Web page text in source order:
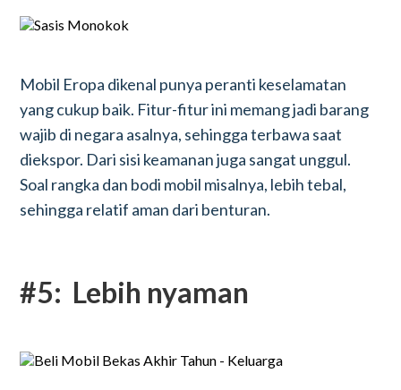
Mobil Eropa dikenal punya peranti keselamatan
yang cukup baik. Fitur-fitur ini memang jadi barang
wajib di negara asalnya, sehingga terbawa saat
diekspor. Dari sisi keamanan juga sangat unggul.
Soal rangka dan bodi mobil misalnya, lebih tebal,
sehingga relatif aman dari benturan.
#5: Lebih nyaman